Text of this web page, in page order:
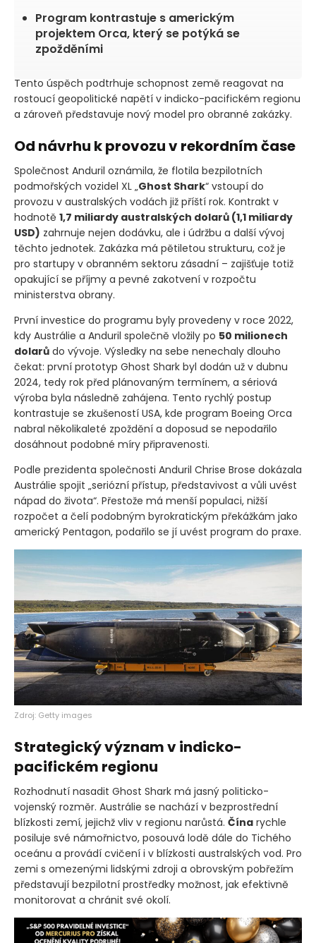
Program kontrastuje s americkým
projektem Orca, který se potýká se
zpožděními
Tento úspěch podtrhuje schopnost země reagovat na
rostoucí geopolitické napětí v indicko-pacifickém regionu
a zároveň představuje nový model pro obranné zakázky.
Od návrhu k provozu v rekordním čase
Společnost Anduril oznámila, že flotila bezpilotních
podmořských vozidel XL „Ghost Shark“ vstoupí do
provozu v australských vodách již příští rok. Kontrakt v
hodnotě 1,7 miliardy australských dolarů (1,1 miliardy
USD) zahrnuje nejen dodávku, ale i údržbu a další vývoj
těchto jednotek. Zakázka má pětiletou strukturu, což je
pro startupy v obranném sektoru zásadní – zajišťuje totiž
opakující se příjmy a pevné zakotvení v rozpočtu
ministerstva obrany.
První investice do programu byly provedeny v roce 2022,
kdy Austrálie a Anduril společně vložily po 50 milionech
dolarů do vývoje. Výsledky na sebe nenechaly dlouho
čekat: první prototyp Ghost Shark byl dodán už v dubnu
2024, tedy rok před plánovaným termínem, a sériová
výroba byla následně zahájena. Tento rychlý postup
kontrastuje se zkušeností USA, kde program Boeing Orca
nabral několikaleté zpoždění a doposud se nepodařilo
dosáhnout podobné míry připravenosti.
Podle prezidenta společnosti Anduril Chrise Brose dokázala
Austrálie spojit „seriózní přístup, představivost a vůli uvést
nápad do života“. Přestože má menší populaci, nižší
rozpočet a čelí podobným byrokratickým překážkám jako
americký Pentagon, podařilo se jí uvést program do praxe.
Zdroj: Getty images
Strategický význam v indicko-
pacifickém regionu
Rozhodnutí nasadit Ghost Shark má jasný politicko-
vojenský rozměr. Austrálie se nachází v bezprostřední
blízkosti zemí, jejichž vliv v regionu narůstá. Čína rychle
posiluje své námořnictvo, posouvá lodě dále do Tichého
oceánu a provádí cvičení i v blízkosti australských vod. Pro
zemi s omezenými lidskými zdroji a obrovským pobřežím
představují bezpilotní prostředky možnost, jak efektivně
monitorovat a chránit své okolí.